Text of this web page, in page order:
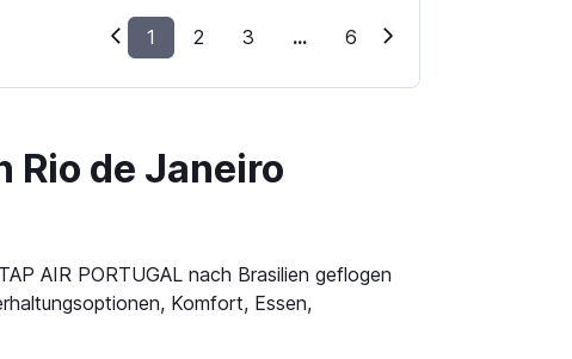
1 2 3 ... 6
Rio de Janeiro
AIR PORTUGAL nach Brasilien geflogen
Komfort, Essen,